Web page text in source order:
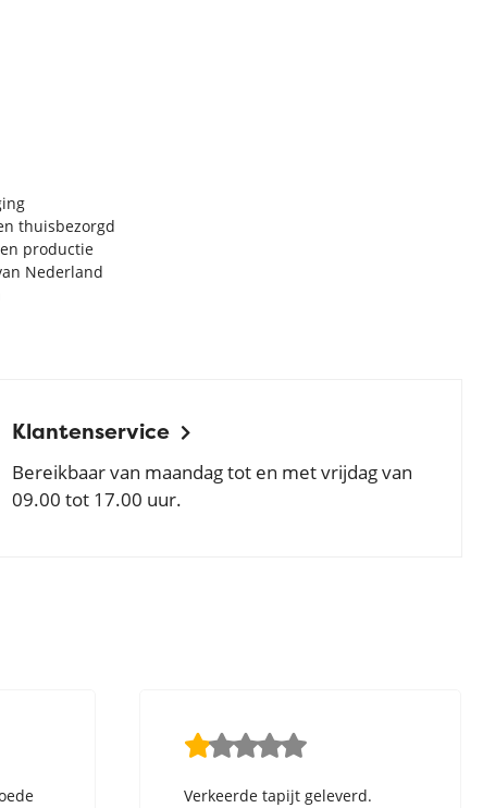
thuisbezorgd
productie
Nederland
Klantenservice
Bereikbaar van maandag tot en met vrijdag van
09.00 tot 17.00 uur.
Verkeerde tapijt geleverd.